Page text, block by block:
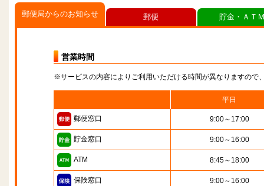
郵便局からのお知らせ
営業時間
※サービスの内容によりご利用いただける時間が異なりますので
平日
郵便窓口 9:00～17:00
貯金窓口 9:00～16:00
ATM 8:45～18:00
保険窓口 9:00～16:00
郵便 貯金・ＡＴ